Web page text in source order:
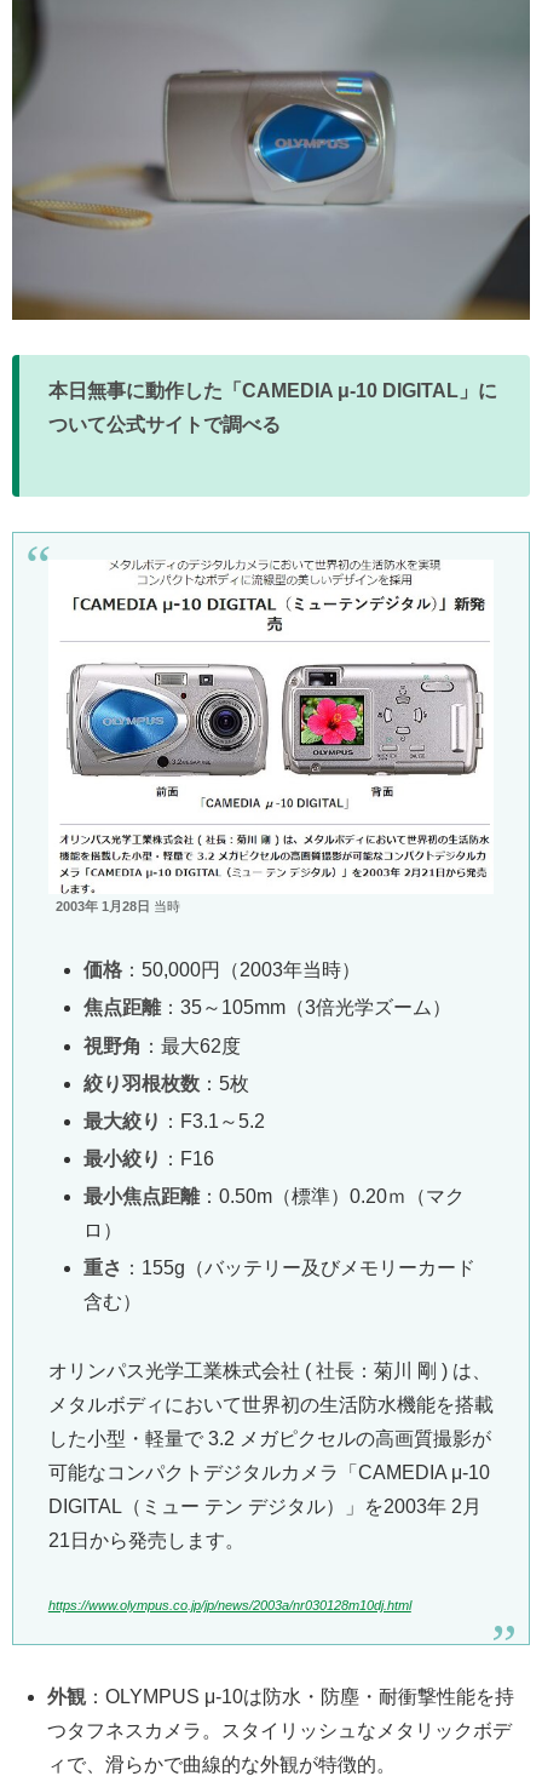
本日無事に動作した「CAMEDIA μ-10 DIGITAL」に
ついて公式サイトで調べる
2003年 1月28日 当時
価格：50,000円（2003年当時）
焦点距離：35～105mm（3倍光学ズーム）
視野角 ：最大62度
絞り羽根枚数：5枚
最大絞り ：F3.1～5.2
最小絞り ：F16
最小焦点距離：0.50m（標準）0.20ｍ（マク
ロ）
重さ ：155g（バッテリー及びメモリーカード
含む）
オリンパス光学工業株式会社 ( 社長：菊川 剛 ) は、
メタルボディにおいて世界初の生活防水機能を搭載
した小型・軽量で 3.2 メガピクセルの高画質撮影が
可能なコンパクトデジタルカメラ「CAMEDIA μ-10
DIGITAL（ミュー テン デジタル）」を2003年 2月
21日から発売します。
https://www.olympus.co.jp/jp/news/2003a/nr030128m10dj.html
外観：OLYMPUS μ-10は防水・防塵・耐衝撃性能を持
つタフネスカメラ。スタイリッシュなメタリックボデ
ィで、滑らかで曲線的な外観が特徴的。